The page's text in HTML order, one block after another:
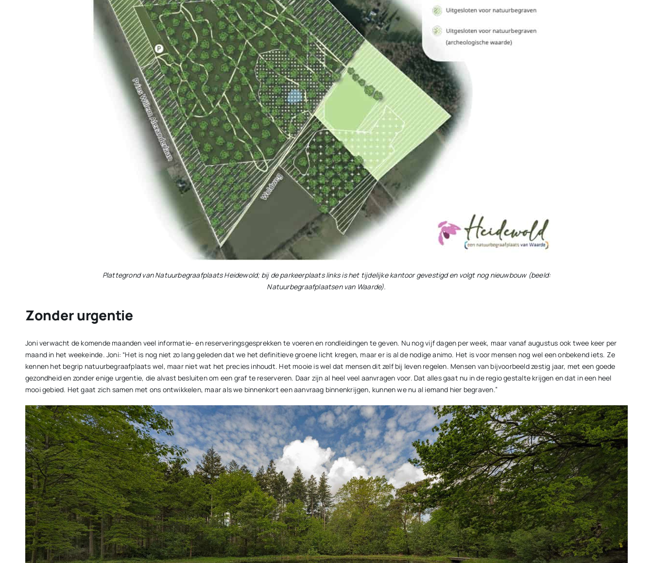
Plattegrond van Natuurbegraafplaats Heidewold; bij de parkeerplaats links is het tijdelijke kantoor gevestigd en volgt nog nieuwbouw (beeld:
Natuurbegraafplaatsen van Waarde).
Zonder urgentie
Joni verwacht de komende maanden veel informatie- en reserveringsgesprekken te voeren en rondleidingen te geven. Nu nog vijf dagen per week, maar vanaf augustus ook twee keer per
maand in het weekeinde. Joni: “Het is nog niet zo lang geleden dat we het definitieve groene licht kregen, maar er is al de nodige animo. Het is voor mensen nog wel een onbekend iets. Ze
kennen het begrip natuurbegraafplaats wel, maar niet wat het precies inhoudt. Het mooie is wel dat mensen dit zelf bij leven regelen. Mensen van bijvoorbeeld zestig jaar, met een goede
gezondheid en zonder enige urgentie, die alvast besluiten om een graf te reserveren. Daar zijn al heel veel aanvragen voor. Dat alles gaat nu in de regio gestalte krijgen en dat in een heel
mooi gebied. Het gaat zich samen met ons ontwikkelen, maar als we binnenkort een aanvraag binnenkrijgen, kunnen we nu al iemand hier begraven.”